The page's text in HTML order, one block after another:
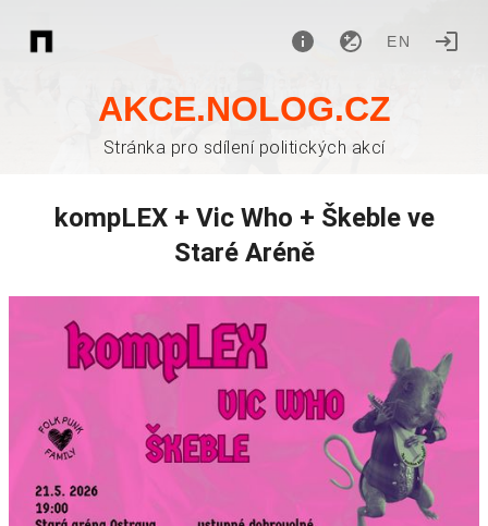
EN
AKCE.NOLOG.CZ
Stránka pro sdílení politických akcí
kompLEX + Vic Who + Škeble ve
Staré Aréně